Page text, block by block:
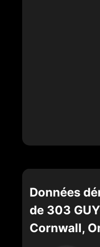
Données
de 303
Cornwall,